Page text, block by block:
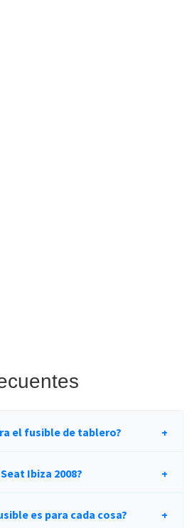
el fusible de tablero?
Ibiza 2008?
es para cada cosa?